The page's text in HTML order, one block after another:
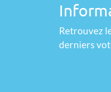
Retrouvez
derniers